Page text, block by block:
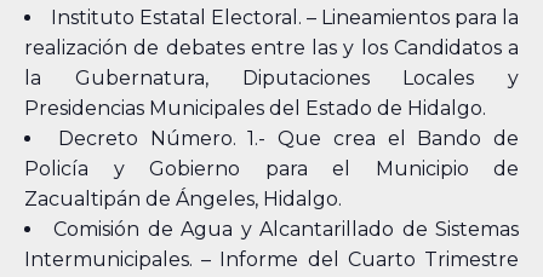
Instituto Estatal Electoral. – Lineamientos para la
realización de debates entre las y los Candidatos a
la Gubernatura, Diputaciones Locales y
Presidencias Municipales del Estado de Hidalgo.
Decreto Número. 1.- Que crea el Bando de
Policía y Gobierno para el Municipio de
Zacualtipán de Ángeles, Hidalgo.
Comisión de Agua y Alcantarillado de Sistemas
Intermunicipales. – Informe del Cuarto Trimestre